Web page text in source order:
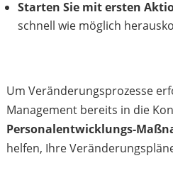
Starten Sie mit ersten
schnell wie möglich
Um Veränderungsprozesse
Management bereits in die
Personalentwicklungs-
helfen, Ihre